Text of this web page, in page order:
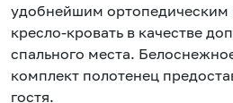
удобнейшим ортопедическим
кресло-кровать в качестве
спального места.
комплект полотенец
гостя.